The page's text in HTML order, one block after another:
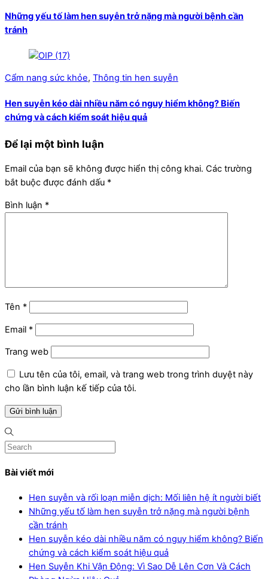
Những yếu tố làm hen suyễn trở nặng mà người bệnh cần
tránh
Cẩm nang sức khỏe, Thông tin hen suyễn
Hen suyễn kéo dài nhiều năm có nguy hiểm không? Biến
chứng và cách kiểm soát hiệu quả
Để lại một bình luận
Email của bạn sẽ không được hiển thị công khai. Các trường
bắt buộc được đánh dấu *
Bình luận *
Tên *
Email *
Trang web
Lưu tên của tôi, email, và trang web trong trình duyệt này
cho lần bình luận kế tiếp của tôi.
Bài viết mới
Hen suyễn và rối loạn miễn dịch: Mối liên hệ ít người biết
Những yếu tố làm hen suyễn trở nặng mà người bệnh
cần tránh
Hen suyễn kéo dài nhiều năm có nguy hiểm không? Biến
chứng và cách kiểm soát hiệu quả
Hen Suyễn Khi Vận Động: Vì Sao Dễ Lên Cơn Và Cách